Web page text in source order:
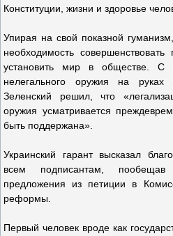
Конституции, жизни и здоровье
Упирая на свой показной
необходимость
установить мир в обществе. С
нелегального оружия на руках
Зеленский решил, что
оружия усматривается
быть поддержана».
Украинский гарант высказал
всем подписантам,
предложения из петиции в
реформы.
Первый человек вроде как